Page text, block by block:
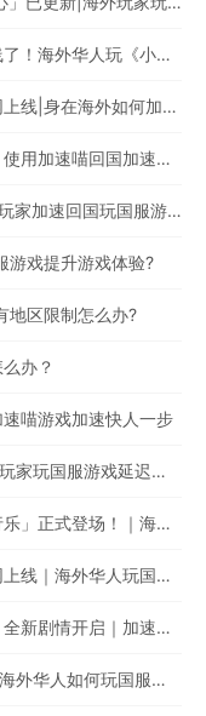
国风休闲经营养成游戏《小小夜市》上线了！海外华人玩《小小夜市》有延迟高卡顿问题怎么办？
卡牌放置挂机游戏《姬斗无双》今日全网上线|身在海外如何加速国服游戏?
《奇迹暖暖》三丽鸥明星联动套装开启｜使用加速喵回国加速器一键加速提升游戏体验
《蛋仔派对》S8精灵之声赛季来袭|海外玩家加速回国玩国服游戏
游戏提升游戏体验?
地区限制怎么办?
办？
速喵游戏加速快人一步
《国战三国志》2月22日开启公测｜海外玩家玩国服游戏延迟高怎么办？
《镇魂街：天生为王》最新版本「集时行乐」正式登场！｜海外玩国服游戏，遭遇延迟卡顿、丢包？
卡牌战斗游戏《克瑞因的纷争》今日全网上线｜海外华人玩国服游戏有延迟高卡顿问题怎么办？
国风权谋群像养成手游《花亦山心之月》全新剧情开启｜加速国服游戏全网最快
3D动作手游《战双帕弥什》新机体登场|海外华人如何玩国服手游?